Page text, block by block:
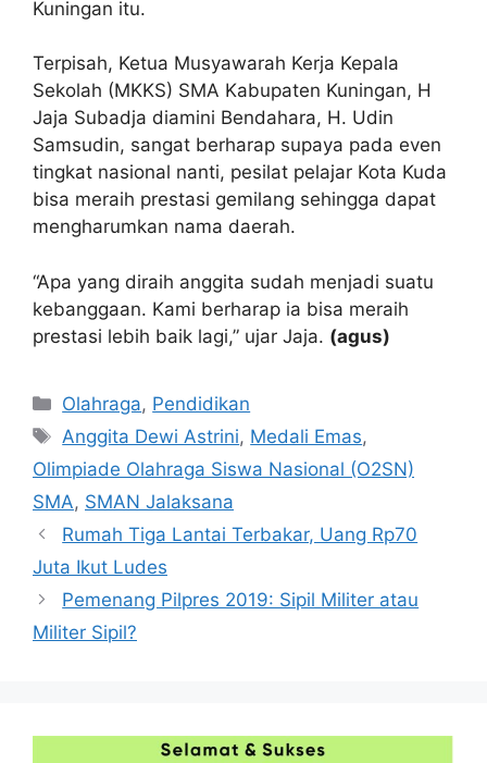
Kuningan itu.
Terpisah, Ketua Musyawarah Kerja Kepala
Sekolah (MKKS) SMA Kabupaten Kuningan, H
Jaja Subadja diamini Bendahara, H. Udin
Samsudin, sangat berharap supaya pada even
tingkat nasional nanti, pesilat pelajar Kota Kuda
bisa meraih prestasi gemilang sehingga dapat
mengharumkan nama daerah.
“Apa yang diraih anggita sudah menjadi suatu
kebanggaan. Kami berharap ia bisa meraih
prestasi lebih baik lagi,” ujar Jaja. (agus)
Kategori
Olahraga, Pendidikan
Tag
Anggita Dewi Astrini, Medali Emas,
Olimpiade Olahraga Siswa Nasional (O2SN)
SMA, SMAN Jalaksana
Rumah Tiga Lantai Terbakar, Uang Rp70
Juta Ikut Ludes
Pemenang Pilpres 2019: Sipil Militer atau
Militer Sipil?